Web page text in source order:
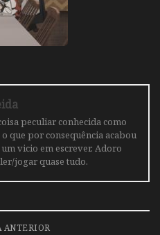
peculiar conhecida como
que por consequência acabou
vicio em escrever. Adoro
jogar quase tudo.